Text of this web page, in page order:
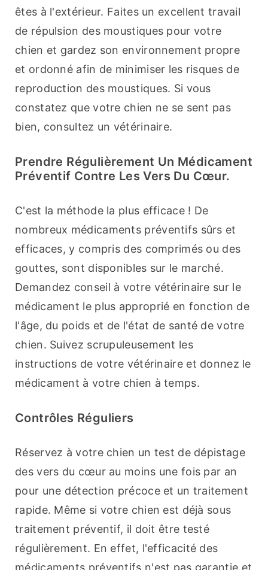
êtes à l'extérieur. Faites un excellent travail
de répulsion des moustiques pour votre
chien et gardez son environnement propre
et ordonné afin de minimiser les risques de
reproduction des moustiques. Si vous
constatez que votre chien ne se sent pas
bien, consultez un vétérinaire.
Prendre Régulièrement Un Médicament
Préventif Contre Les Vers Du Cœur.
C'est la méthode la plus efficace ! De
nombreux médicaments préventifs sûrs et
efficaces, y compris des comprimés ou des
gouttes, sont disponibles sur le marché.
Demandez conseil à votre vétérinaire sur le
médicament le plus approprié en fonction de
l'âge, du poids et de l'état de santé de votre
chien. Suivez scrupuleusement les
instructions de votre vétérinaire et donnez le
médicament à votre chien à temps.
Contrôles Réguliers
Réservez à votre chien un test de dépistage
des vers du cœur au moins une fois par an
pour une détection précoce et un traitement
rapide. Même si votre chien est déjà sous
traitement préventif, il doit être testé
régulièrement. En effet, l'efficacité des
médicaments préventifs n'est pas garantie et